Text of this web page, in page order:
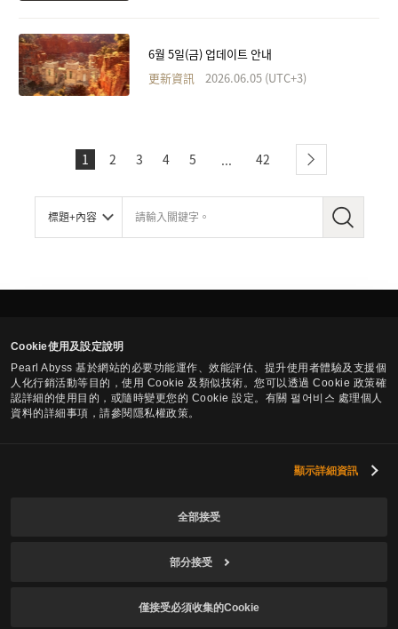
Cookie使用及設定說明
Pearl Abyss 基於網站的必要功能運作、效能評估、提升使用者體驗及支援個
人化行銷活動等目的，使用 Cookie 及類似技術。您可以透過 Cookie 政策確
認詳細的使用目的，或隨時變更您的 Cookie 設定。有關 펄어비스 處理個人
資料的詳細事項，請參閱隱私權政策。
顯示詳細資訊
全部接受
部分接受
僅接受必須收集的Cookie
6월 5일(금) 업데이트 안내
更新資訊
2026.06.05 (UTC+3)
1 2 3 4 5 ... 42 下一步
Pearl Abyss服務使用條款 個人資料處理辦法
條款及法務
Cookie 使用政策
您的隱私權控制項